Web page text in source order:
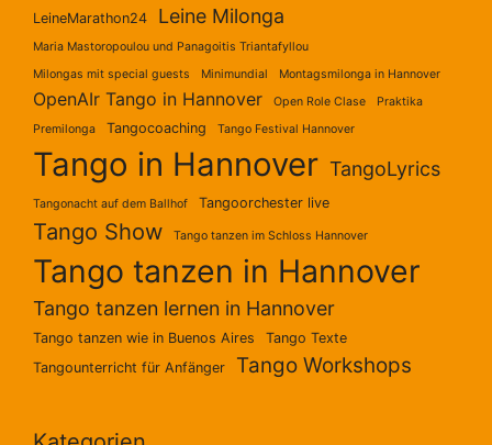
LeineMarathon24 Leine Milonga
Maria Mastoropoulou und Panagoitis Triantafyllou
Milongas mit special guests
Minimundial Montagsmilonga in Hannover
OpenAIr Tango in Hannover Open Role Clase
Praktika
Premilonga
Tangocoaching Tango Festival Hannover
Tango in Hannover TangoLyrics
Tangonacht auf dem Ballhof Tangoorchester live
Tango Show Tango tanzen im Schloss Hannover
Tango tanzen in Hannover
Tango tanzen lernen in Hannover
Tango tanzen wie in Buenos Aires
Tango Texte
Tangounterricht für Anfänger
Tango Workshops